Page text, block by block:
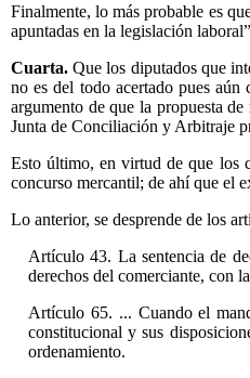
Finalmente, lo más probable es
apuntadas en la legislación
Cuarta.Que los diputados que
no es del todo acertado pues
argumento de que la propuesta
Junta de Conciliación y Arbitraje
Esto último, en virtud de que los
concurso mercantil; de ahí que el
Lo anterior, se desprende de los
Artículo 43. La sentencia de
derechos del comerciante, con
Artículo 65. ... Cuando el
constitucional y sus
ordenamiento.